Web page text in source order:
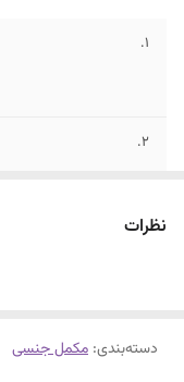
1.
2.
نظرات
دسته‌بندی: مکمل جنسی